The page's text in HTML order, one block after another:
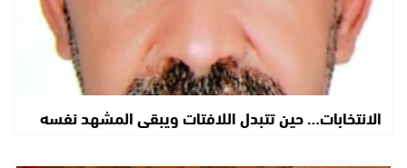
الانتخابات… حين تتبدل اللافتات ويبقى المشهد نفسه